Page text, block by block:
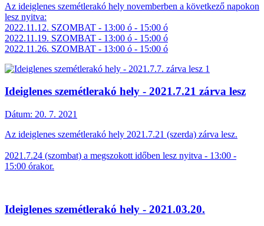
Az ideiglenes szemétlerakó hely novemberben a következő napokon
lesz nyitva:
2022.11.12. SZOMBAT - 13:00 ó - 15:00 ó
2022.11.19. SZOMBAT - 13:00 ó - 15:00 ó
2022.11.26. SZOMBAT - 13:00 ó - 15:00 ó
Ideiglenes szemétlerakó hely - 2021.7.21 zárva lesz
Dátum: 20. 7. 2021
Az ideiglenes szemétlerakó hely 2021.7.21 (szerda) zárva lesz.
2021.7.24 (szombat) a megszokott időben lesz nyitva - 13:00 -
15:00 órakor.
Ideiglenes szemétlerakó hely - 2021.03.20.